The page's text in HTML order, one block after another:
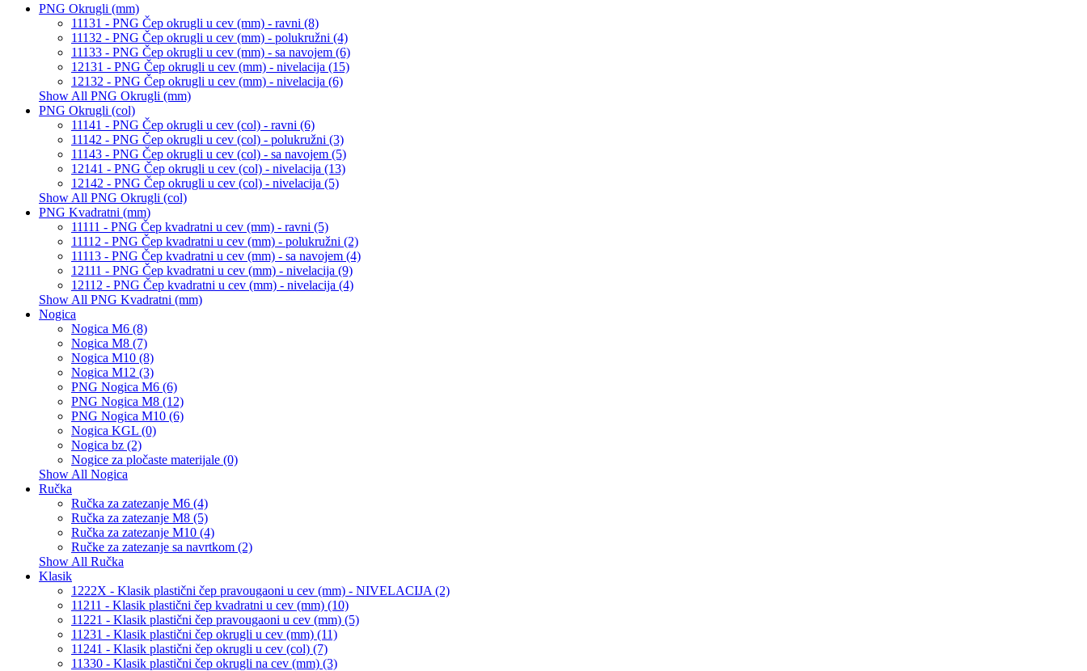
PNG Okrugli (mm)
11131 - PNG Čep okrugli u cev (mm) - ravni (8)
11132 - PNG Čep okrugli u cev (mm) - polukružni (4)
11133 - PNG Čep okrugli u cev (mm) - sa navojem (6)
12131 - PNG Čep okrugli u cev (mm) - nivelacija (15)
12132 - PNG Čep okrugli u cev (mm) - nivelacija (6)
Show All PNG Okrugli (mm)
PNG Okrugli (col)
11141 - PNG Čep okrugli u cev (col) - ravni (6)
11142 - PNG Čep okrugli u cev (col) - polukružni (3)
11143 - PNG Čep okrugli u cev (col) - sa navojem (5)
12141 - PNG Čep okrugli u cev (col) - nivelacija (13)
12142 - PNG Čep okrugli u cev (col) - nivelacija (5)
Show All PNG Okrugli (col)
PNG Kvadratni (mm)
11111 - PNG Čep kvadratni u cev (mm) - ravni (5)
11112 - PNG Čep kvadratni u cev (mm) - polukružni (2)
11113 - PNG Čep kvadratni u cev (mm) - sa navojem (4)
12111 - PNG Čep kvadratni u cev (mm) - nivelacija (9)
12112 - PNG Čep kvadratni u cev (mm) - nivelacija (4)
Show All PNG Kvadratni (mm)
Nogica
Nogica M6 (8)
Nogica M8 (7)
Nogica M10 (8)
Nogica M12 (3)
PNG Nogica M6 (6)
PNG Nogica M8 (12)
PNG Nogica M10 (6)
Nogica KGL (0)
Nogica bz (2)
Nogice za pločaste materijale (0)
Show All Nogica
Ručka
Ručka za zatezanje M6 (4)
Ručka za zatezanje M8 (5)
Ručka za zatezanje M10 (4)
Ručke za zatezanje sa navrtkom (2)
Show All Ručka
Klasik
1222X - Klasik plastični čep pravougaoni u cev (mm) - NIVELACIJA (2)
11211 - Klasik plastični čep kvadratni u cev (mm) (10)
11221 - Klasik plastični čep pravougaoni u cev (mm) (5)
11231 - Klasik plastični čep okrugli u cev (mm) (11)
11241 - Klasik plastični čep okrugli u cev (col) (7)
11330 - Klasik plastični čep okrugli na cev (mm) (3)